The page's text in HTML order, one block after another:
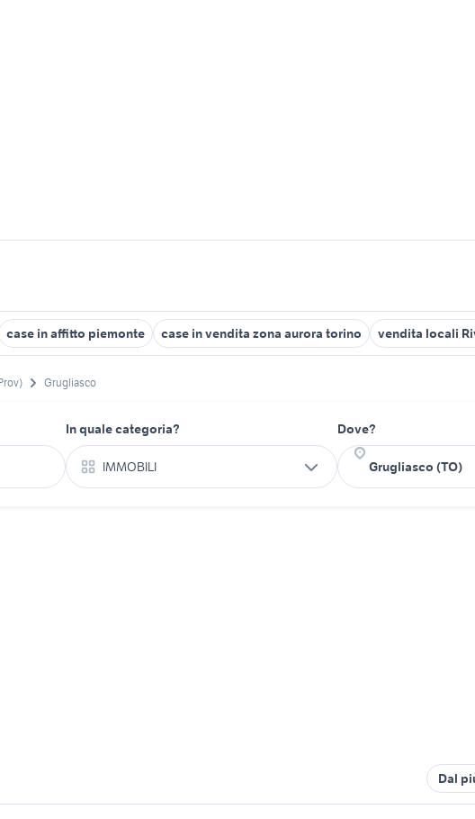
case in affitto piemonte case in vendita zona aurora torino vendita locali
Grugliasco
In quale categoria?
IMMOBILI
Dove?
Dal